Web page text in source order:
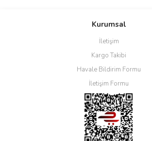
Kurumsal
İletişim
Kargo Takibi
Havale Bildirim Formu
İletişim Formu